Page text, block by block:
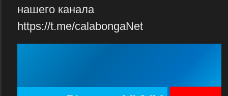
нашего канала
https://t.me/calabongaNet